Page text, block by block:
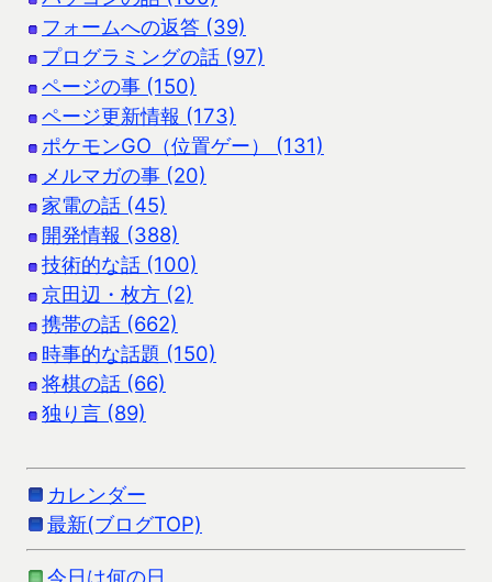
フォームへの返答 (39)
プログラミングの話 (97)
ページの事 (150)
ページ更新情報 (173)
ポケモンGO（位置ゲー） (131)
メルマガの事 (20)
家電の話 (45)
開発情報 (388)
技術的な話 (100)
京田辺・枚方 (2)
携帯の話 (662)
時事的な話題 (150)
将棋の話 (66)
独り言 (89)
カレンダー
最新(ブログTOP)
今日は何の日